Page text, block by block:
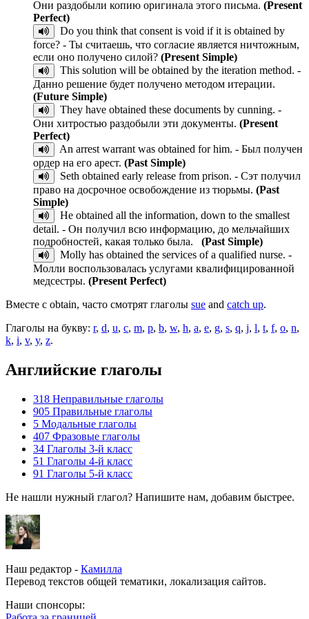
Они раздобыли копию оригинала этого письма. (Present
Perfect)
Do you think that consent is void if it is obtained by
force? - Ты считаешь, что согласие является ничтожным,
если оно получено силой? (Present Simple)
This solution will be obtained by the iteration method. -
Данно решение будет получено методом итерации.
(Future Simple)
They have obtained these documents by cunning. -
Они хитростью раздобыли эти документы. (Present
Perfect)
An arrest warrant was obtained for him. - Был получен
ордер на его арест. (Past Simple)
Seth obtained early release from prison. - Сэт получил
право на досрочное освобождение из тюрьмы. (Past
Simple)
He obtained all the information, down to the smallest
detail. - Он получил всю информацию, до мельчайших
подробностей, какая только была. (Past Simple)
Molly has obtained the services of a qualified nurse. -
Молли воспользовалась услугами квалифицированной
медсестры. (Present Perfect)
Вместе с obtain, часто смотрят глаголы sue and catch up.
Глаголы на букву: r, d, u, c, m, p, b, w, h, a, e, g, s, q, j, l, t, f, o, n,
k, i, v, y, z.
Английские глаголы
318 Неправильные глаголы
905 Правильные глаголы
5 Модальные глаголы
407 Фразовые глаголы
34 Глаголы 3-й класс
51 Глаголы 4-й класс
91 Глаголы 5-й класс
Не нашли нужный глагол? Напишите нам, добавим быстрее.
Наш редактор - Камилла
Перевод текстов общей тематики, локализация сайтов.
Наши спонсоры: